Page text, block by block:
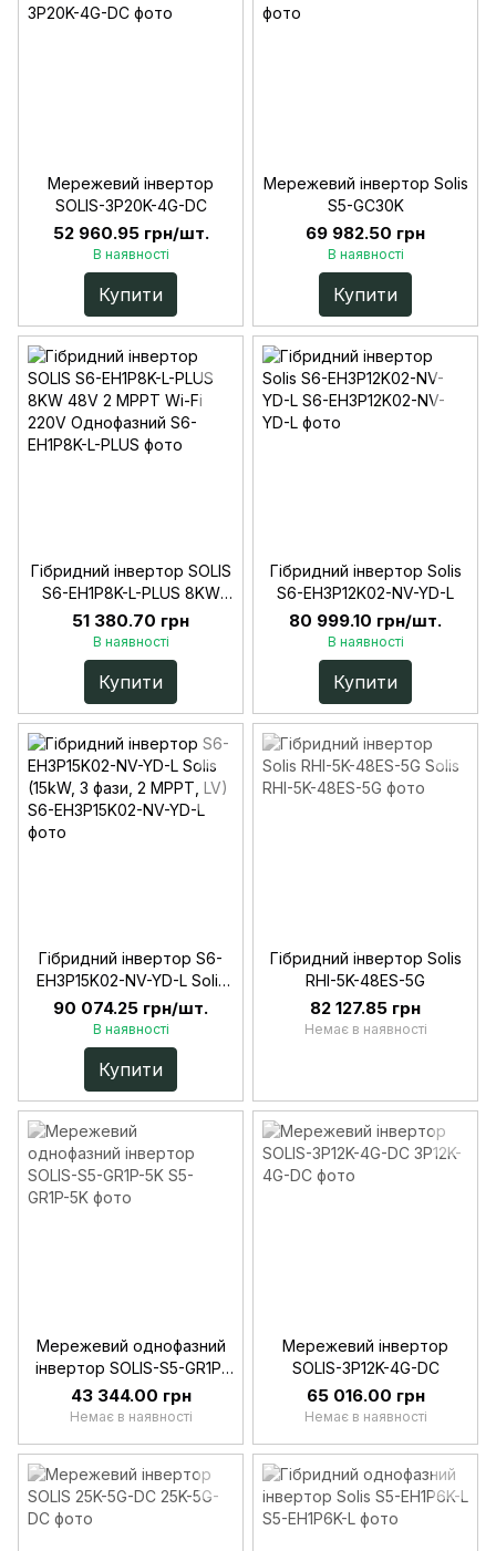
Мережевий інвертор
SOLIS-3P20K-4G-DC
52 960.95 грн/шт.
В наявності
Купити
Мережевий інвертор Solis
S5-GC30K
69 982.50 грн
В наявності
Купити
Гібридний інвертор SOLIS
S6-EH1P8K-L-PLUS 8KW
48V 2 MPPT Wi-Fi 220V
Однофазний
51 380.70 грн
В наявності
Купити
Гібридний інвертор Solis
S6-EH3P12K02-NV-YD-L
80 999.10 грн/шт.
В наявності
Купити
Гібридний інвертор S6-
EH3P15K02-NV-YD-L Solis
(15kW, 3 фази, 2 MPPT, LV)
90 074.25 грн/шт.
В наявності
Купити
Гібридний інвертор Solis
RHI-5K-48ES-5G
82 127.85 грн
Немає в наявності
Мережевий однофазний
інвертор SOLIS-S5-GR1P-
5K
43 344.00 грн
Немає в наявності
Мережевий інвертор
SOLIS-3P12K-4G-DC
65 016.00 грн
Немає в наявності